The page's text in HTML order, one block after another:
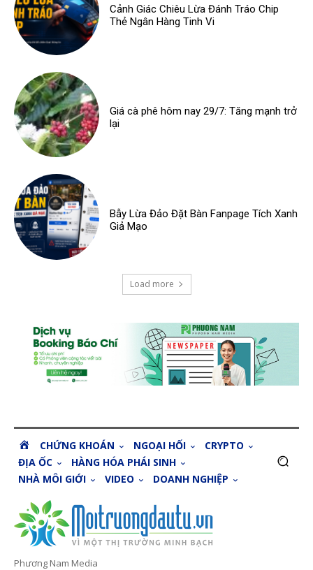
Cảnh Giác Chiêu Lừa Đánh Tráo Chip
Thẻ Ngân Hàng Tinh Vi
Giá cà phê hôm nay 29/7: Tăng mạnh trở
lại
Bẫy Lừa Đảo Đặt Bàn Fanpage Tích Xanh
Giả Mạo
Load more
O
M
CHỨNG KHOÁN NGOẠI HỐI
CRYPTO
ĐỊA ỐC
HÀNG HÓA PHÁI SINH
NHÀ MÔI GIỚI
VIDEO DOANH NGHIỆP
Phương Nam Media